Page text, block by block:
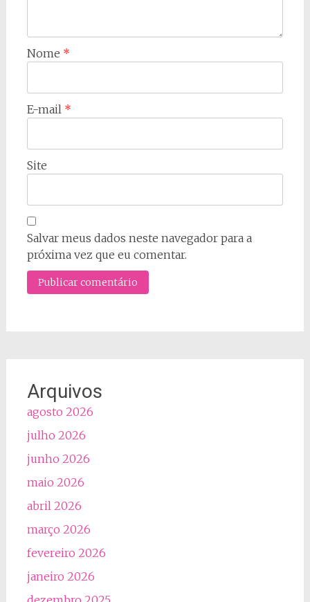
Nome *
E-mail *
Site
Salvar meus dados neste navegador para a
próxima vez que eu comentar.
Arquivos
agosto 2026
julho 2026
junho 2026
maio 2026
abril 2026
março 2026
fevereiro 2026
janeiro 2026